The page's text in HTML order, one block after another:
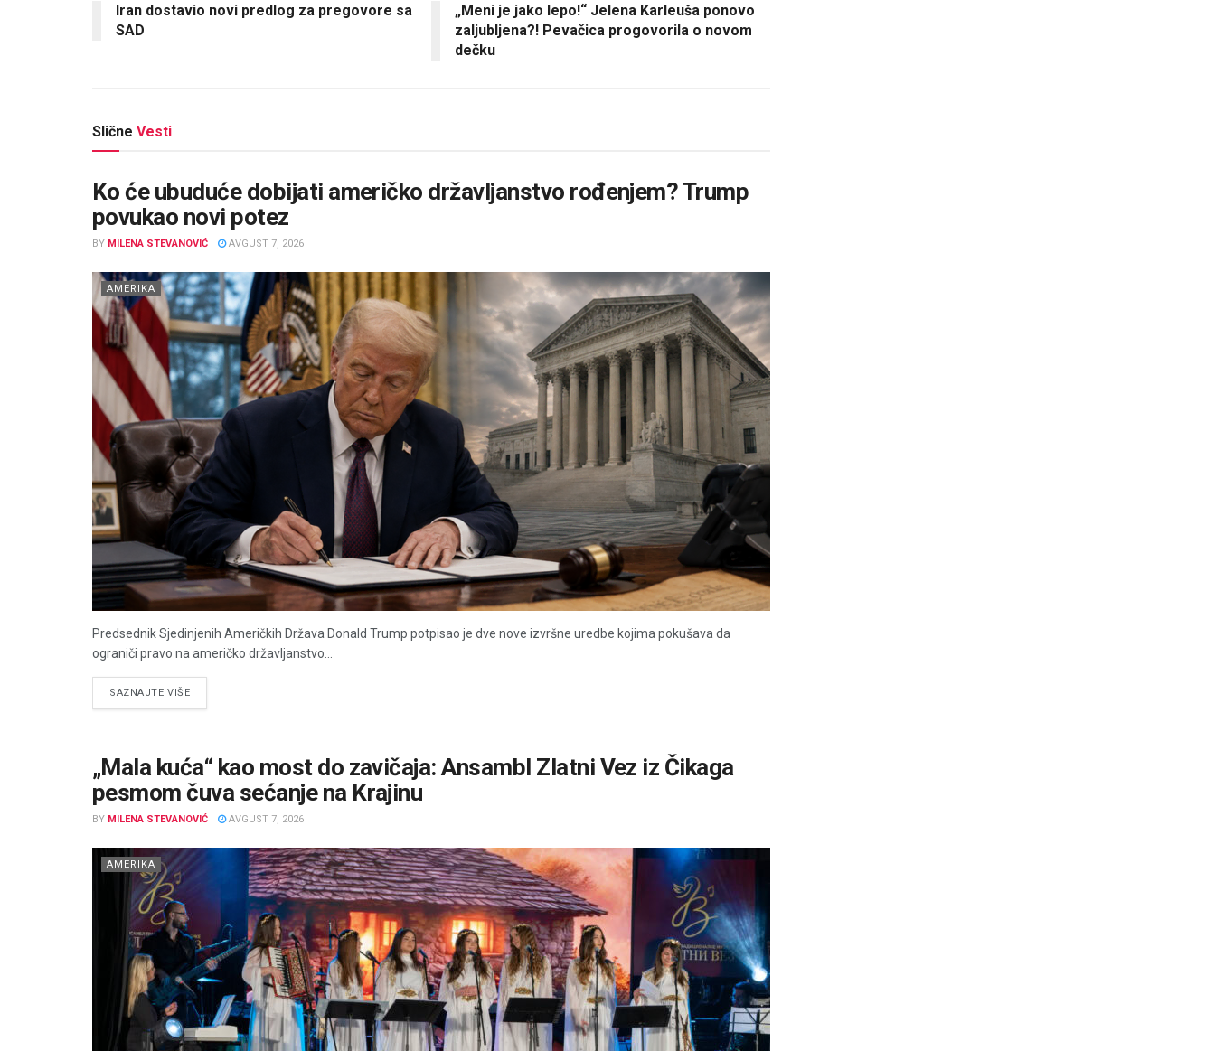
Iran dostavio novi predlog za pregovore sa
SAD
„Meni je jako lepo!“ Jelena Karleuša ponovo
zaljubljena?! Pevačica progovorila o novom
dečku
Slične Vesti
Ko će ubuduće dobijati američko državljanstvo rođenjem? Trump
povukao novi potez
BY MILENA STEVANOVIĆ AVGUST 7, 2026
AMERIKA
Predsednik Sjedinjenih Američkih Država Donald Trump potpisao je dve nove izvršne uredbe kojima pokušava da
ograniči pravo na američko državljanstvo...
SAZNAJTE VIŠEDETAILS
„Mala kuća“ kao most do zavičaja: Ansambl Zlatni Vez iz Čikaga
pesmom čuva sećanje na Krajinu
BY MILENA STEVANOVIĆ AVGUST 7, 2026
AMERIKA